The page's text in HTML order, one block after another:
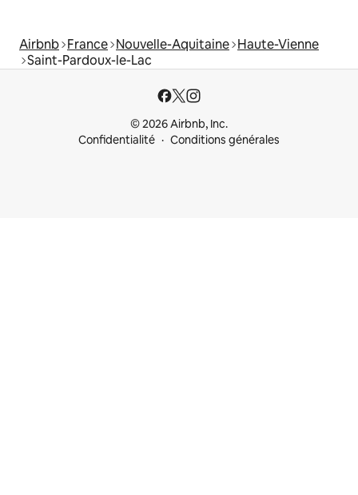
Airbnb France Nouvelle-Aquitaine Haute-Vienne
Saint-Pardoux-le-Lac
© 2026 Airbnb, Inc.
Confidentialité
Conditions générales